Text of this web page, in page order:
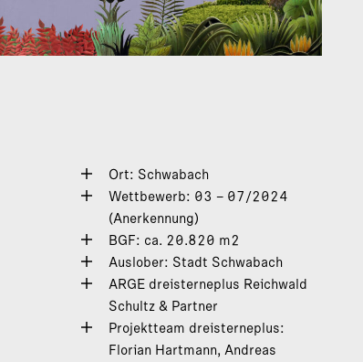
Ort: Schwabach
Wettbewerb: 03 – 07/2024
(Anerkennung)
BGF: ca. 20.820 m2
Auslober: Stadt Schwabach
ARGE dreisterneplus Reichwald
Schultz & Partner
Projektteam dreisterneplus:
Florian Hartmann, Andreas